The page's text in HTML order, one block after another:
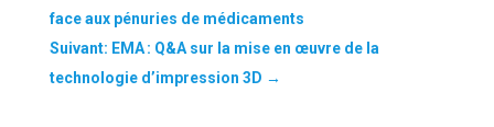
face aux pénuries de médicaments
Suivant: EMA : Q&A sur la mise en œuvre de la
technologie d’impression 3D →